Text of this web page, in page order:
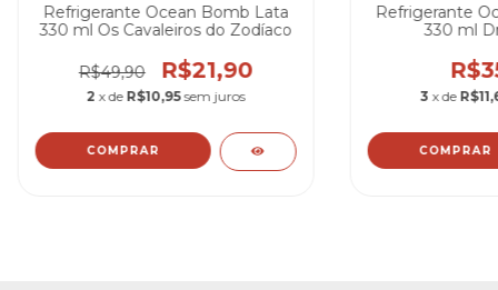
Refrigerante Ocean Bomb Lata
330 ml Os Cavaleiros do Zodíaco
R$49,90 R$21,90
2 x de R$10,95 sem juros
COMPRAR
Refrigerante
330 ml
3 x de
COMPRAR